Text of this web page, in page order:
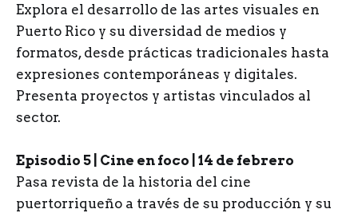
Explora el desarrollo de las artes visuales en
Puerto Rico y su diversidad de medios y
formatos, desde prácticas tradicionales hasta
expresiones contemporáneas y digitales.
Presenta proyectos y artistas vinculados al
sector.
Episodio 5 | Cine en foco | 14 de febrero
Pasa revista de la historia del cine
puertorriqueño a través de su producción y su